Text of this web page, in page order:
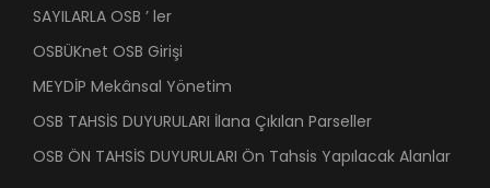
SAYILARLA OSB ’ ler
OSBÜKnet OSB Girişi
MEYDİP Mekânsal Yönetim
OSB TAHSİS DUYURULARI İlana Çıkılan Parseller
OSB ÖN TAHSİS DUYURULARI Ön Tahsis Yapılacak Alanlar